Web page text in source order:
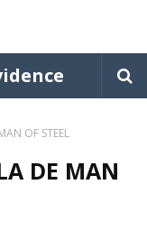
OF STEEL
DE MAN